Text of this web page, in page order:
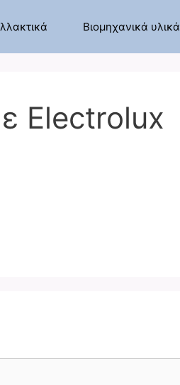
Βιομηχανικά υλικά
Electrolux